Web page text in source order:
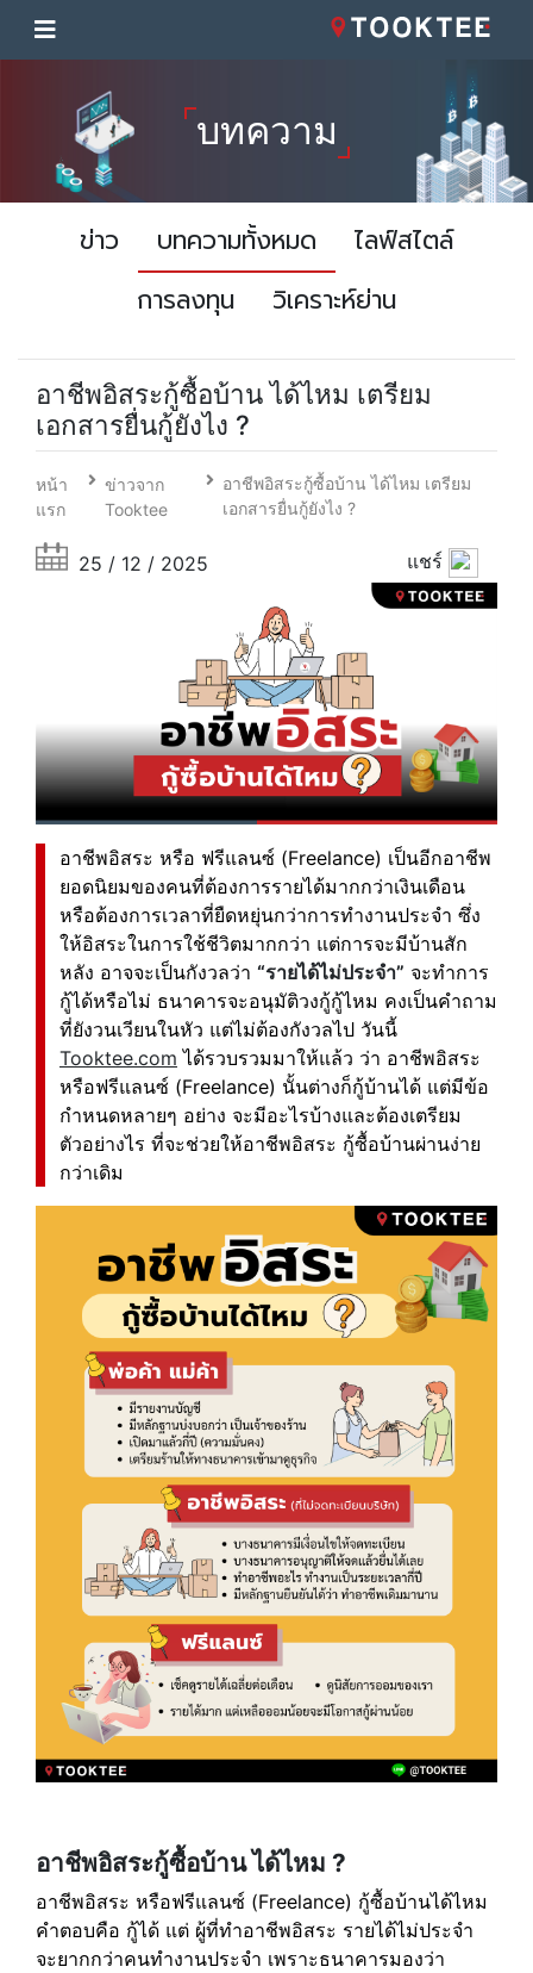
บทความ
ข่าว บทความทั้งหมด
ไลฟ์สไตล์
การลงทุน
วิเคราะห์ย่าน
อาชีพอิสระกู้ซื้อบ้าน ได้ไหม เตรียม
เอกสารยื่นกู้ยังไง ?
หน้า
แรก
ข่าวจาก
Tooktee
อาชีพอิสระกู้ซื้อบ้าน ได้ไหม เตรียม
เอกสารยื่นกู้ยังไง ?
25 / 12 / 2025 แชร์
อาชีพอิสระ หรือ ฟรีแลนซ์ (Freelance) เป็นอีกอาชีพ
ยอดนิยมของคนที่ต้องการรายได้มากกว่าเงินเดือน
หรือต้องการเวลาที่ยืดหยุ่นกว่าการทำงานประจำ ซึ่ง
ให้อิสระในการใช้ชีวิตมากกว่า แต่การจะมีบ้านสัก
หลัง อาจจะเป็นกังวลว่า “รายได้ไม่ประจำ” จะทำการ
กู้ได้หรือไม่ ธนาคารจะอนุมัติวงกู้กู้ไหม คงเป็นคำถาม
ที่ยังวนเวียนในหัว แต่ไม่ต้องกังวลไป วันนี้
Tooktee.com ได้รวบรวมมาให้แล้ว ว่า อาชีพอิสระ
หรือฟรีแลนซ์ (Freelance) นั้นต่างก็กู้บ้านได้ แต่มีข้อ
กำหนดหลายๆ อย่าง จะมีอะไรบ้างและต้องเตรียม
ตัวอย่างไร ที่จะช่วยให้อาชีพอิสระ กู้ซื้อบ้านผ่านง่าย
กว่าเดิม
อาชีพอิสระกู้ซื้อบ้าน ได้ไหม ?
อาชีพอิสระ หรือฟรีแลนซ์ (Freelance) กู้ซื้อบ้านได้ไหม
คำตอบคือ กู้ได้ แต่ ผู้ที่ทำอาชีพอิสระ รายได้ไม่ประจำ
จะยากกว่าคนทำงานประจำ เพราะธนาคารมองว่า